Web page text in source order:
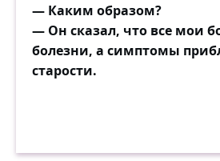
— Каким образом?
— Он сказал, что все мои
болезни, а симптомы
старости.